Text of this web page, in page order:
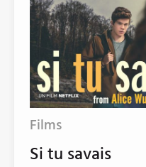
Films
Si tu savais